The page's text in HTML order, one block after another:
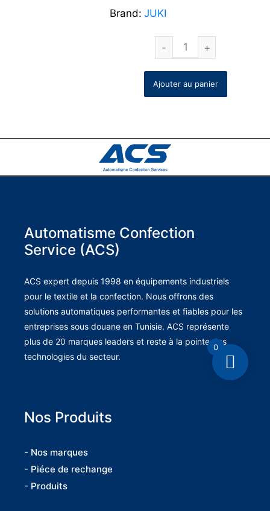
Brand: JUKI
Ajouter au panier
Automatisme Confection
Service (ACS)
ACS expert depuis 1998 en équipements industriels
pour le textile et la confection. Nous offrons des
solutions automatiques performantes et fiables pour les
entreprises sous douane en Tunisie. ACS représente
plus de 20 marques leaders et reste à la pointe des
technologies du secteur.
Nos Produits
- Nos marques
- Piéce de rechange
- Produits
0